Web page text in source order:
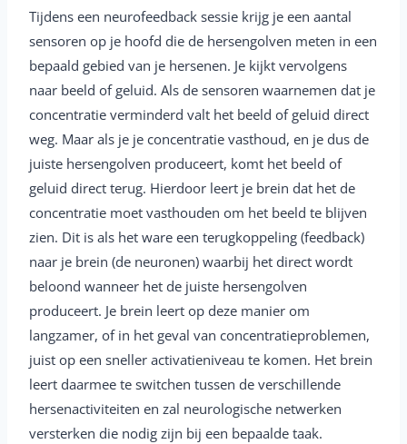
Tijdens een neurofeedback sessie krijg je een aantal
sensoren op je hoofd die de hersengolven meten in een
bepaald gebied van je hersenen. Je kijkt vervolgens
naar beeld of geluid. Als de sensoren waarnemen dat je
concentratie verminderd valt het beeld of geluid direct
weg. Maar als je je concentratie vasthoud, en je dus de
juiste hersengolven produceert, komt het beeld of
geluid direct terug. Hierdoor leert je brein dat het de
concentratie moet vasthouden om het beeld te blijven
zien. Dit is als het ware een terugkoppeling (feedback)
naar je brein (de neuronen) waarbij het direct wordt
beloond wanneer het de juiste hersengolven
produceert. Je brein leert op deze manier om
langzamer, of in het geval van concentratieproblemen,
juist op een sneller activatieniveau te komen. Het brein
leert daarmee te switchen tussen de verschillende
hersenactiviteiten en zal neurologische netwerken
versterken die nodig zijn bij een bepaalde taak.